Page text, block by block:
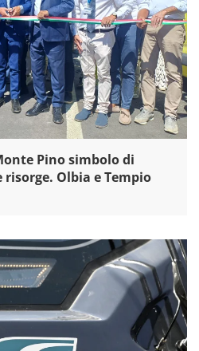
Pino simbolo di
Olbia e Tempio